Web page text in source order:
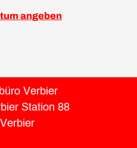
angeben
Verbier
Station 88